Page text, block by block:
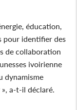
éducation,
pour identifier des
de collaboration
ivoirienne
dynamisme
a-t-il déclaré.